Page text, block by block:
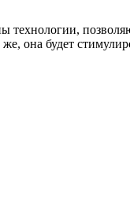
технологии,
она будет